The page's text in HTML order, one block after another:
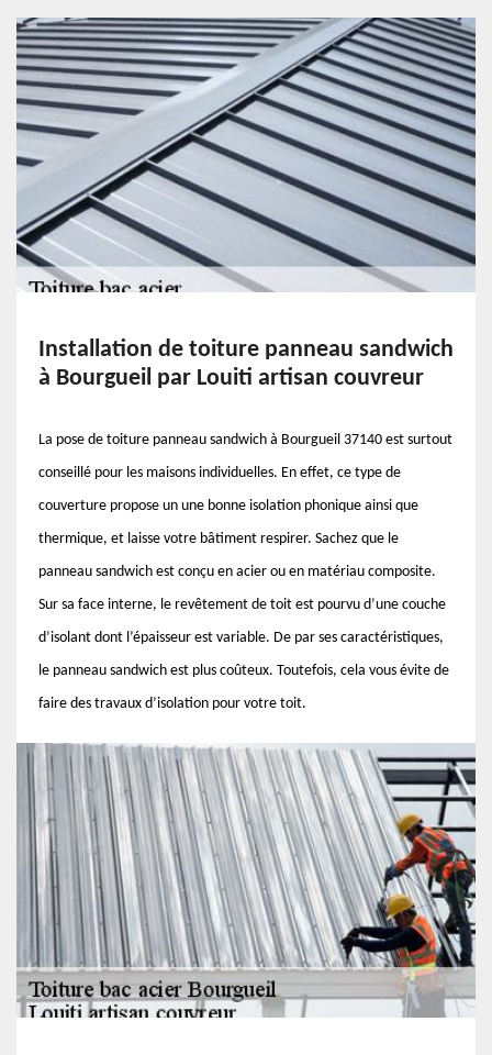
Installation de toiture panneau sandwich
à Bourgueil par Louiti artisan couvreur
La pose de toiture panneau sandwich à Bourgueil 37140 est surtout
conseillé pour les maisons individuelles. En effet, ce type de
couverture propose un une bonne isolation phonique ainsi que
thermique, et laisse votre bâtiment respirer. Sachez que le
panneau sandwich est conçu en acier ou en matériau composite.
Sur sa face interne, le revêtement de toit est pourvu d’une couche
d’isolant dont l’épaisseur est variable. De par ses caractéristiques,
le panneau sandwich est plus coûteux. Toutefois, cela vous évite de
faire des travaux d’isolation pour votre toit.